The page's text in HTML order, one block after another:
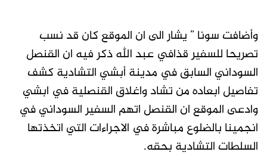
وأضافت سونا ” يشار الى ان الموقع كان قد نسب
تصريحا للسفير قذافي عبد الله ذكر فيه ان القنصل
السوداني السابق في مدينة أبشي التشادية كشف
تفاصيل ابعاده من تشاد واغلاق القنصلية في ابشي
وادعى الموقع ان القنصل اتهم السفير السوداني في
انجمينا بالضلوع مباشرة في الاجراءات التي اتخذتها
السلطات التشادية بحقه.